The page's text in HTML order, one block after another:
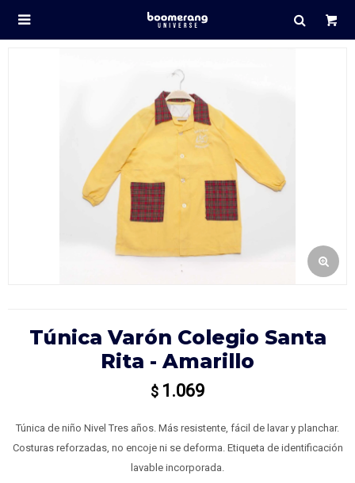

Túnica Varón Colegio Santa
Rita - Amarillo
$ 1.069
Túnica de niño Nivel Tres años. Más resistente, fácil de lavar y planchar.
Costuras reforzadas, no encoje ni se deforma. Etiqueta de identificación
lavable incorporada.